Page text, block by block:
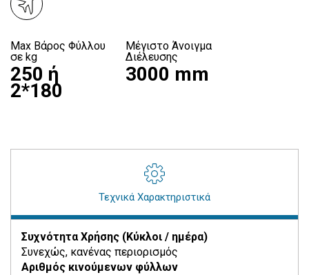
Max Βάρος Φύλλου
σε kg
250 ή
2*180
Μέγιστο Άνοιγμα
Διέλευσης
3000 mm
Τεχνικά Χαρακτηριστικά
Συχνότητα Χρήσης (Κύκλοι / ημέρα)
Συνεχώς, κανένας περιορισμός
Αριθμός κινούμενων φύλλων